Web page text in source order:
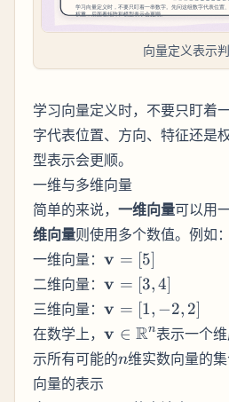
向量定义表示
学习向量定义时，不要只盯着
字代表位置、方向、特征还是
型表示会更顺。
一维与多维向量
简单的来说， 一维向量可以用
维向量则使用多个数值。例如：
一维向量： \mathbf{v}
= [5]
v = [5]
二维向量： \mathbf{v}
= [3, 4]
v = [3,4]
三维向量： \mathbf{v}
= [1, -2, 2]
v = [1, −2, 2]
在数学上， \mathbf{v}
\in
\mathbb{R}^n
v ∈ Rn表示一个
示所有可能的n
n维实数向量的集
向量的表示